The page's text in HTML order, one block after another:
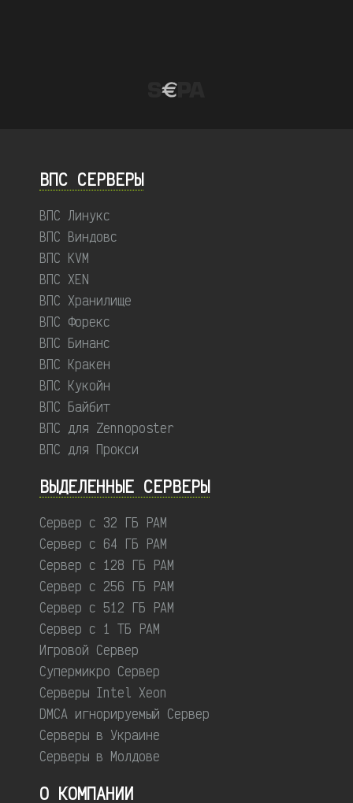
ВПС СЕРВЕРЫ
ВПС Линукс
ВПС Виндовс
ВПС KVM
ВПС XEN
ВПС Хранилище
ВПС Форекс
ВПС Бинанс
ВПС Кракен
ВПС Кукойн
ВПС Байбит
ВПС для Zennoposter
ВПС для Прокси
ВЫДЕЛЕННЫЕ CЕРВЕРЫ
Сервер с 32 ГБ РАМ
Сервер с 64 ГБ РАМ
Сервер с 128 ГБ РАМ
Сервер с 256 ГБ РАМ
Сервер с 512 ГБ РАМ
Сервер с 1 ТБ РАМ
Игровой Сервер
Супермикро Сервер
Серверы Intel Xeon
DMCA игнорируемый Сервер
Серверы в Украине
Серверы в Молдове
О КОМПАНИИ